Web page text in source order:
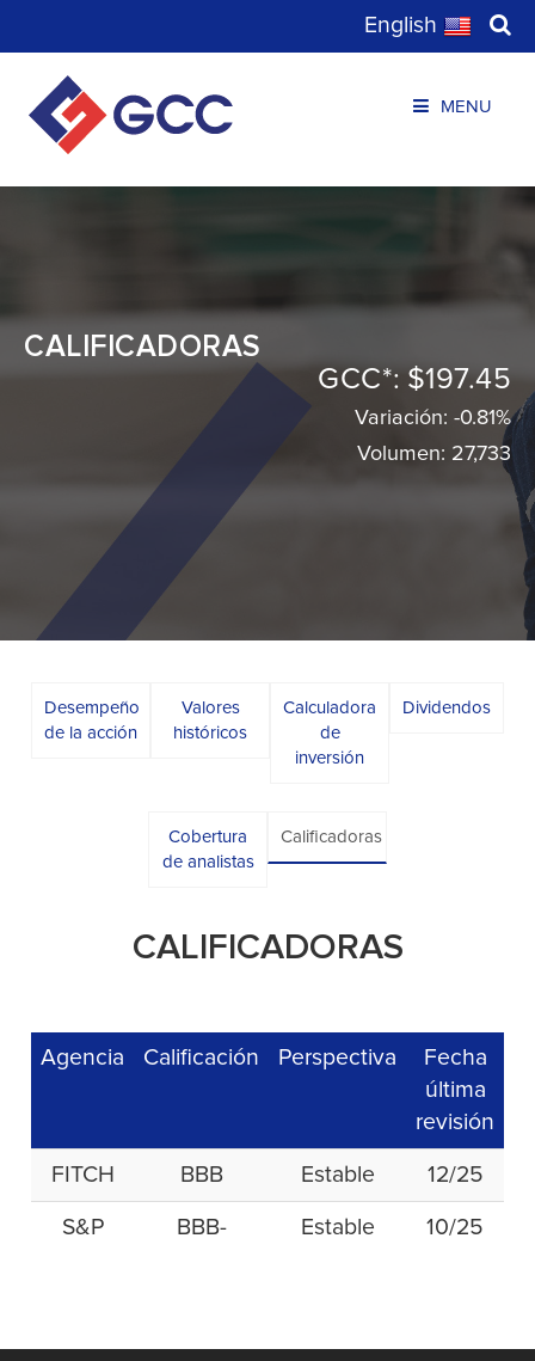
English
MENU
CALIFICADORAS
GCC*: $197.45
Variación: -0.81%
Volumen: 27,733
Desempeño
de la acción
Valores
históricos
Calculadora
de
inversión
Dividendos
Cobertura
de analistas
Calificadoras
CALIFICADORAS
Agencia Calificación Perspectiva
Fecha
última
revisión
FITCH BBB Estable 12/25
S&P BBB- Estable 10/25